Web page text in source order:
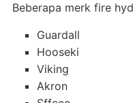
Beberapa merk fire
Guardall
Hooseki
Viking
Akron